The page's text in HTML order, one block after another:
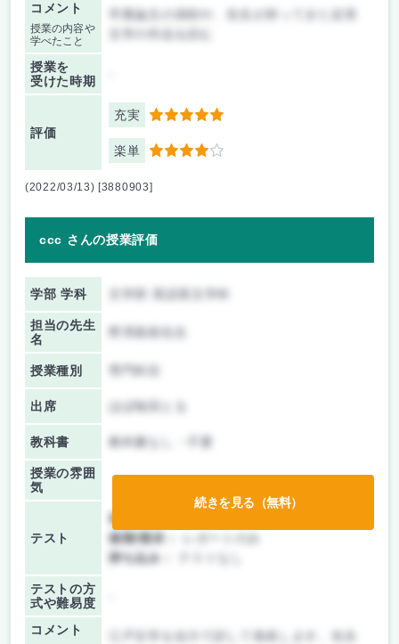
コメント
授業の内容や
学べたこと
卒業論文の添削や、先生が持ってきた近世
授業を
受けた時期
評価
充実 5
楽単 4
(2022/03/13) [3880903]
ccc さんの授業評価
学部 学科
担当の先生
名
授業種別
出席 ほぼ毎回とる
教科書 教科書なし・不要
授業の雰囲
気
テスト
前期/中間：
後期/期末：
持ち込み：
テストの方
式や難易度
コメント
続きを見る（無料）